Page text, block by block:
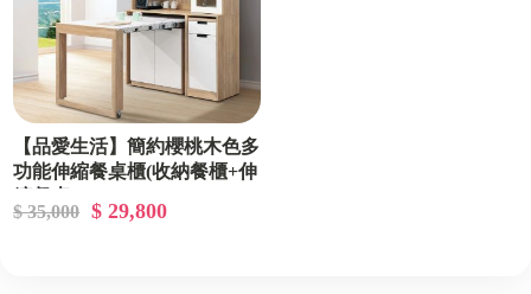
【品愛生活】簡約櫻桃木色多
功能伸縮餐桌櫃(收納餐櫃+伸
$ 35,000 $ 29,800